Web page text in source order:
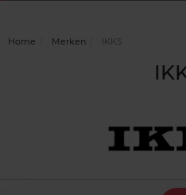
Home Merken IKKS